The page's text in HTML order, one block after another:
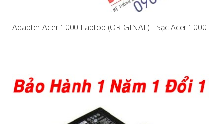
Adapter Acer 1000 Laptop (ORIGINAL) - Sạc Acer 1000